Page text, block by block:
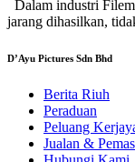
Dalam industri
jarang dihasilkan,
D’Ayu Pictures Sdn Bhd
Berita Riuh
Peraduan
Peluang
Jualan &